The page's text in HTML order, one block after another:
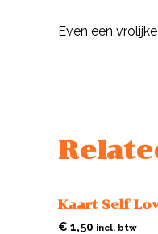
Even een
Kaart Self
€ 1,50 incl. btw